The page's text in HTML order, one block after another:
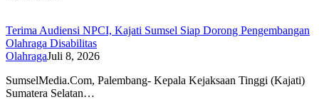
Terima Audiensi NPCI, Kajati Sumsel Siap Dorong Pengembangan
Olahraga Disabilitas
OlahragaJuli 8, 2026
SumselMedia.Com, Palembang- Kepala Kejaksaan Tinggi (Kajati)
Sumatera Selatan…